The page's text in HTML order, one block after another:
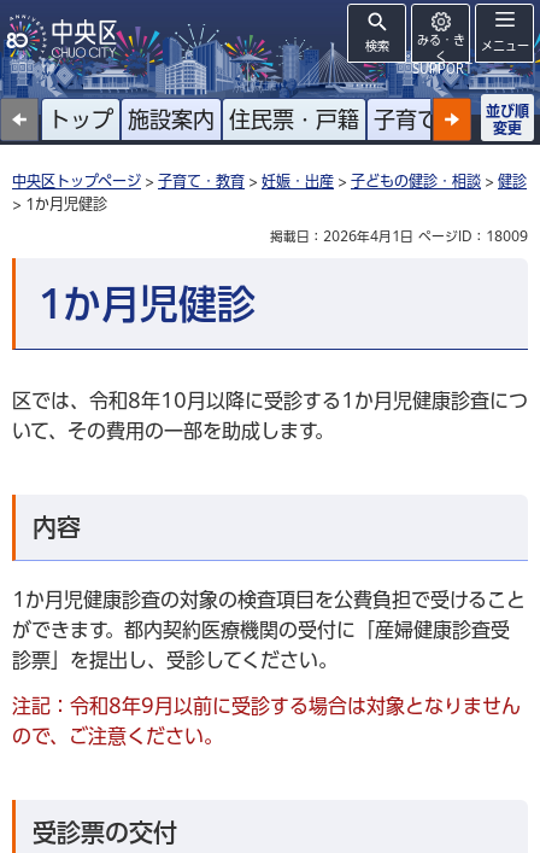
検索
みる・き
く
SUPPORT
メニュー
トップ 施設案内 住民票・戸籍 子育て 高齢者
並び順
変更
中央区トップページ > 子育て・教育 > 妊娠・出産 > 子どもの健診・相談 > 健診
> 1か月児健診
掲載日：2026年4月1日 ページID：18009
1か月児健診
区では、令和8年10月以降に受診する1か月児健康診査につ
いて、その費用の一部を助成します。
内容
1か月児健康診査の対象の検査項目を公費負担で受けること
ができます。都内契約医療機関の受付に「産婦健康診査受
診票」を提出し、受診してください。
注記：令和8年9月以前に受診する場合は対象となりません
ので、ご注意ください。
受診票の交付